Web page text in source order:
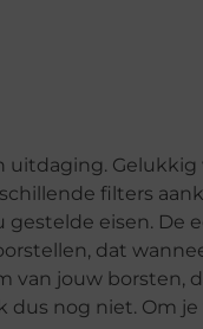
uitdaging.
filters
eisen. De
dat
van jouw borsten,
dus nog niet. Om